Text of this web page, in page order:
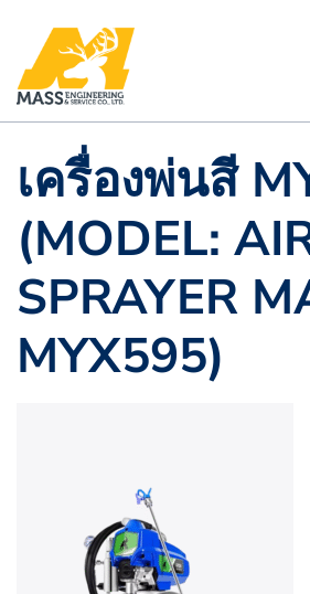
เครื่องพ่นสี
(MODEL:
SPRAYER
MYX595)